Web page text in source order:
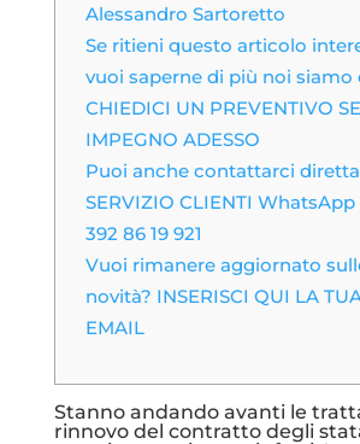
Alessandro Sartoretto
Se ritieni questo articolo
vuoi saperne di più noi siamo
CHIEDICI UN PREVENTIVO
IMPEGNO ADESSO
Puoi anche contattarci
SERVIZIO CLIENTI
392 86 19 921
Vuoi rimanere aggiornato
novità? INSERISCI QUI LA
EMAIL
Stanno andando avanti le
rinnovo del contratto degli